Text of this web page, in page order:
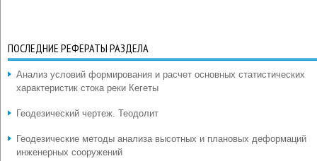
ПОСЛЕДНИЕ РЕФЕРАТЫ РАЗДЕЛА
Анализ условий формирования и расчет основных статистических
характеристик стока реки Кегеты
Геодезический чертеж. Теодолит
Геодезические методы анализа высотных и плановых деформаций
инженерных сооружений